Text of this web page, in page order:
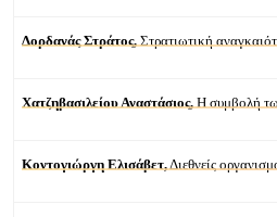
Δορδανάς Στράτος,Στρατιωτική
Χατζηβασιλείου Αναστάσιος,Η συμβολή
Κοντογιώργη Ελισάβετ,Διεθνείς